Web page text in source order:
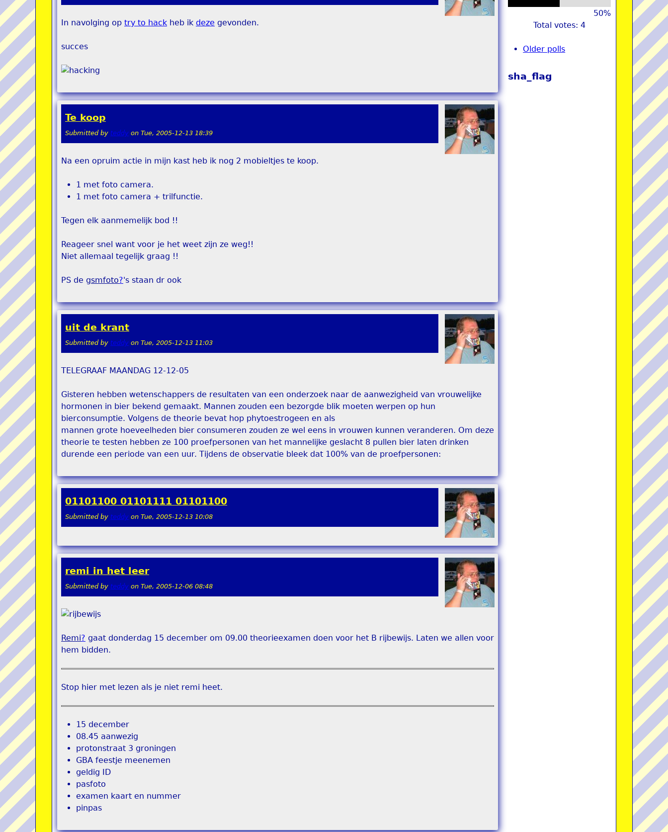
In navolging op try to hack heb ik deze gevonden.
succes
Te koop
Submitted by teddy on Tue, 2005-12-13 18:39
Na een opruim actie in mijn kast heb ik nog 2 mobieltjes te koop.
1 met foto camera.
1 met foto camera + trilfunctie.
Tegen elk aanmemelijk bod !!
Reageer snel want voor je het weet zijn ze weg!!
Niet allemaal tegelijk graag !!
PS de gsmfoto?'s staan dr ook
uit de krant
Submitted by teddy on Tue, 2005-12-13 11:03
TELEGRAAF MAANDAG 12-12-05
Gisteren hebben wetenschappers de resultaten van een onderzoek naar de aanwezigheid van vrouwelijke
hormonen in bier bekend gemaakt. Mannen zouden een bezorgde blik moeten werpen op hun
bierconsumptie. Volgens de theorie bevat hop phytoestrogeen en als
mannen grote hoeveelheden bier consumeren zouden ze wel eens in vrouwen kunnen veranderen. Om deze
theorie te testen hebben ze 100 proefpersonen van het mannelijke geslacht 8 pullen bier laten drinken
durende een periode van een uur. Tijdens de observatie bleek dat 100% van de proefpersonen:
01101100 01101111 01101100
Submitted by teddy on Tue, 2005-12-13 10:08
remi in het leer
Submitted by teddy on Tue, 2005-12-06 08:48
Remi? gaat donderdag 15 december om 09.00 theorieexamen doen voor het B rijbewijs. Laten we allen voor
hem bidden.
Stop hier met lezen als je niet remi heet.
15 december
08.45 aanwezig
protonstraat 3 groningen
GBA feestje meenemen
geldig ID
pasfoto
examen kaart en nummer
pinpas
50%
Total votes: 4
Older polls
sha_flag